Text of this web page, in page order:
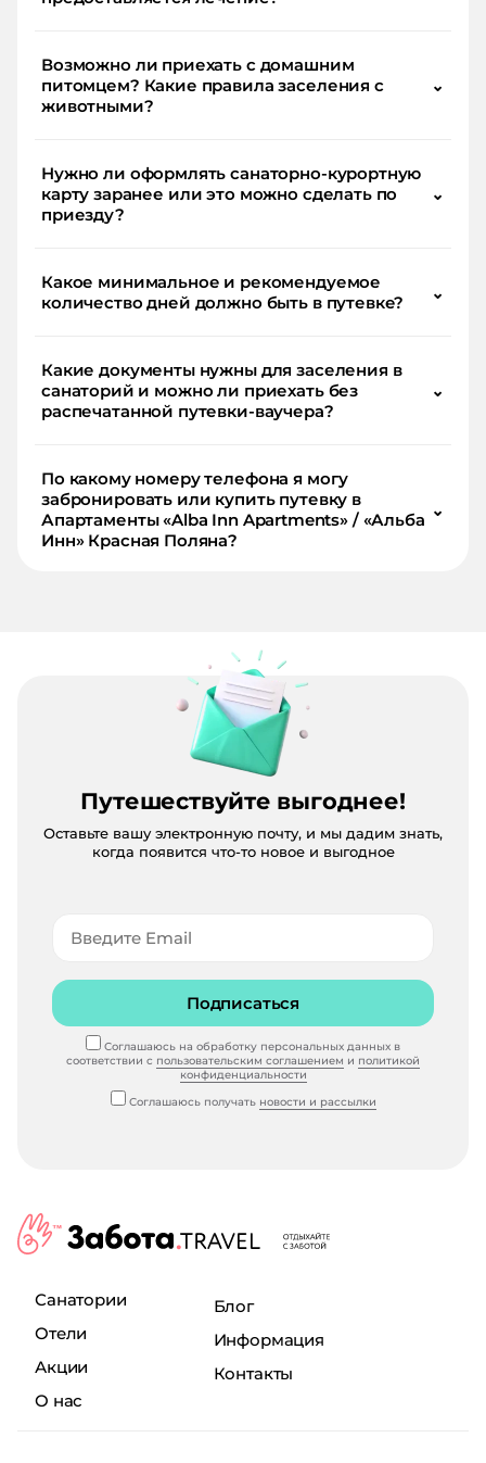
Возможно ли приехать с домашним
питомцем? Какие правила заселения с
животными?
⌄
Нужно ли оформлять санаторно-курортную
карту заранее или это можно сделать по
приезду?
⌄
Какое минимальное и рекомендуемое
количество дней должно быть в путевке?
⌄
Какие документы нужны для заселения в
санаторий и можно ли приехать без
распечатанной путевки-ваучера?
⌄
По какому номеру телефона я могу
забронировать или купить путевку в
Апартаменты «Alba Inn Apartments» / «Альба
Инн» Красная Поляна?
⌄
Путешествуйте выгоднее!
Оставьте вашу электронную почту, и мы дадим знать,
когда появится что-то новое и выгодное
Подписаться
Соглашаюсь на обработку персональных данных в
соответствии с пользовательским соглашением и политикой
конфиденциальности
Соглашаюсь получать новости и рассылки
Санатории
Отели
Акции
О нас
Блог
Информация
Контакты